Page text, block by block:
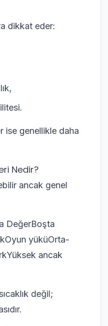
dikkat eder:
ise genellikle daha
Nedir?
ancak genel
DeğerBoşta
yüküOrta-
ancak
değil;